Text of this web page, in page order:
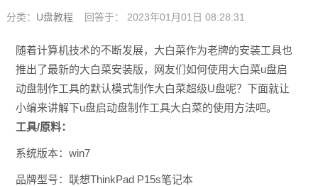
分类： U盘教程 回答于： 2023年01月01日 08:28:31
随着计算机技术的不断发展，大白菜作为老牌的安装工具也
推出了最新的大白菜安装版，网友们如何使用大白菜u盘启
动盘制作工具的默认模式制作大白菜超级U盘呢？下面就让
小编来讲解下u盘启动盘制作工具大白菜的使用方法吧。
工具/原料：
系统版本： win7
品牌型号： 联想ThinkPad P15s笔记本